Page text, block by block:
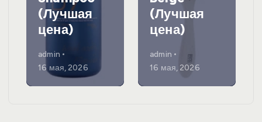
(Лучшая
цена)
admin
16 мая, 2026
(Лучшая
цена)
admin
16 мая, 2026